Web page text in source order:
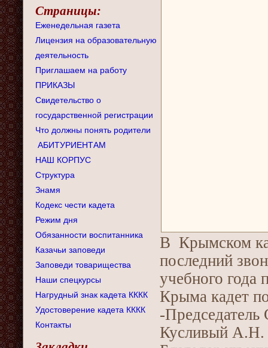
Страницы:
Еженедельная газета
Лицензия на образовательную
деятельность
Приглашаем на работу
ПРИКАЗЫ
Свидетельство о
государственной регистрации
Что должны понять родители
АБИТУРИЕНТАМ
НАШ КОРПУС
Структура
Знамя
Кодекс чести кадета
Режим дня
Обязанности воспитанника
Казачьи заповеди
Заповеди товарищества
Наши спецкурсы
Нагрудный знак кадета КККК
Удостоверение кадета КККК
Контакты
В Крымском
последний
учебного года
Крыма кадет
-
Кусливый А.Н.